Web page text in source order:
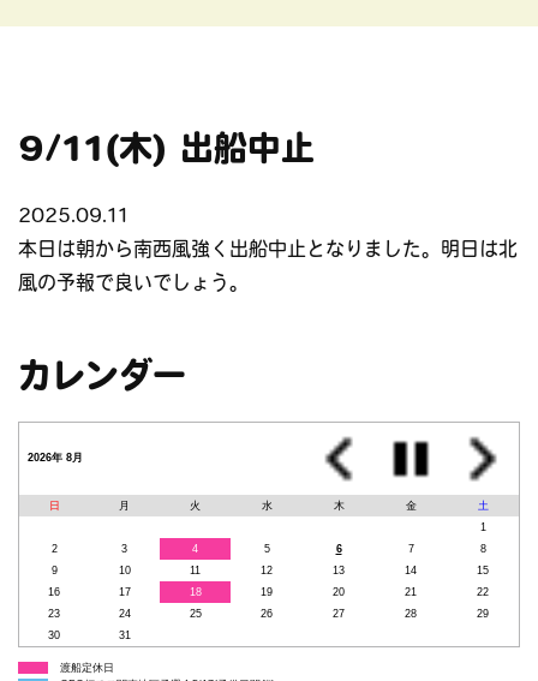
9/11(木) 出船中止
2025.09.11
本日は朝から南西風強く出船中止となりました。明日は北
風の予報で良いでしょう。
カレンダー
2026年 8月
日 月 火 水 木 金
土
1
2
3 4 5 6 7
8
9
10 11 12 13 14
15
16
17 18 19 20 21
22
23
24 25 26 27 28
29
30
31
渡船定休日